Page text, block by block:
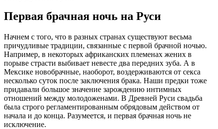
Первая брачная ночь на Руси
Начнем с того, что в разных странах существуют весьма
причудливые традиции, связанные с первой брачной ночью.
Например, в некоторых африканских племенах жених в
порыве страсти выбивает невесте два передних зуба. А в
Мексике новобрачные, наоборот, воздерживаются от секса
несколько суток после заключения брака. Наши предки тоже
придавали большое значение зарождению интимных
отношений между молодоженами. В Древней Руси свадьба
была строго регламентированным обрядовым действом от
начала и до конца. Разумеется, и первая брачная ночь не
исключение.